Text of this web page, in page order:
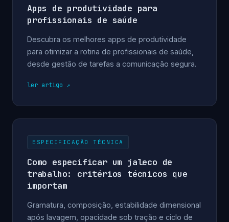
Apps de produtividade para
profissionais de saúde
Descubra os melhores apps de produtividade
para otimizar a rotina de profissionais de saúde,
desde gestão de tarefas a comunicação segura.
ler artigo
ESPECIFICAÇÃO TÉCNICA
Como especificar um jaleco de
trabalho: critérios técnicos que
importam
Gramatura, composição, estabilidade dimensional
após lavagem, opacidade sob tração e ciclo de